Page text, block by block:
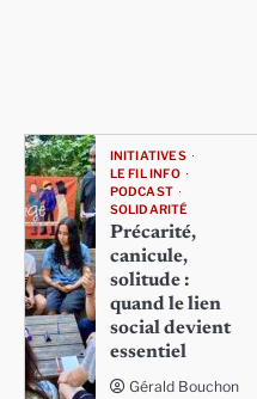
INITIATIVES
LE FIL INFO
PODCAST
SOLIDARITÉ
Précarité,
canicule,
solitude :
quand le lien
social devient
essentiel
Gérald Bouchon